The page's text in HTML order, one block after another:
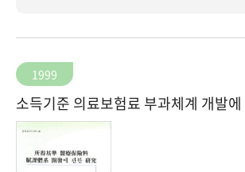
1999
소득기준 의료보험료 부과체계 개발